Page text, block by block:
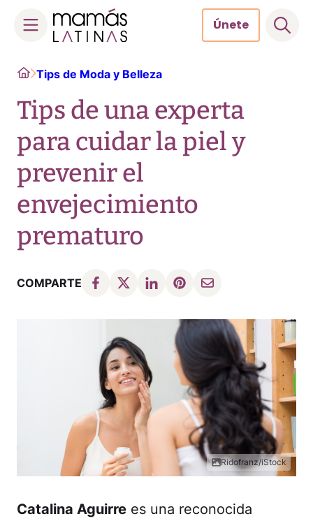
content
Únete
HomeTips de Moda y Belleza
Tips de una experta
para cuidar la piel y
prevenir el
envejecimiento
prematuro
COMPARTE
Ridofranz/iStock
Catalina Aguirre es una reconocida